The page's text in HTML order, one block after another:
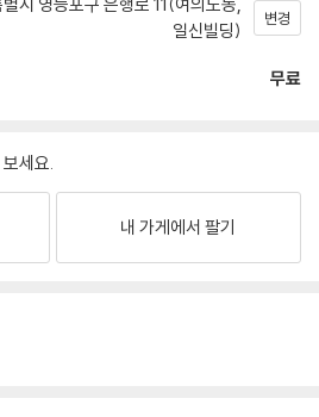
일신빌딩)
변경
무료
세요.
내 가게에서 팔기